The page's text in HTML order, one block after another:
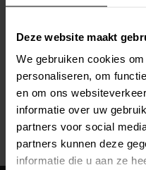
Deze website maakt
We gebruiken cookies
personaliseren, om
en om ons
informatie over uw
partners voor social
partners kunnen deze
informatie die u aan ze
AirTag-accessoires
Draadloze opladers
Apple Watch 44mm